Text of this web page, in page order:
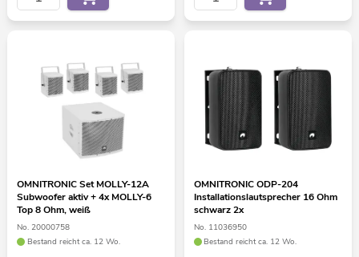
OMNITRONIC Set MOLLY-12A
Subwoofer aktiv + 4x MOLLY-6
Top 8 Ohm, weiß
No. 20000758
Bestand reicht ca. 12 Wo.
OMNITRONIC ODP-204
Installationslautsprecher 16 Ohm
schwarz 2x
No. 11036950
Bestand reicht ca. 12 Wo.